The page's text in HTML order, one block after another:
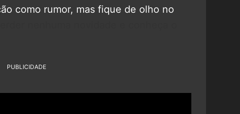
como rumor, mas fique de olho no
PUBLICIDADE